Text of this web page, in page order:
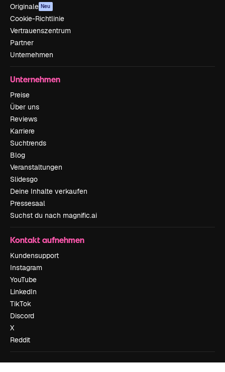
Originale Neu
Cookie-Richtlinie
Vertrauenszentrum
Partner
Unternehmen
Unternehmen
Preise
Über uns
Reviews
Karriere
Suchtrends
Blog
Veranstaltungen
Slidesgo
Deine Inhalte verkaufen
Pressesaal
Suchst du nach magnific.ai
Kontakt aufnehmen
Kundensupport
Instagram
YouTube
LinkedIn
TikTok
Discord
X
Reddit